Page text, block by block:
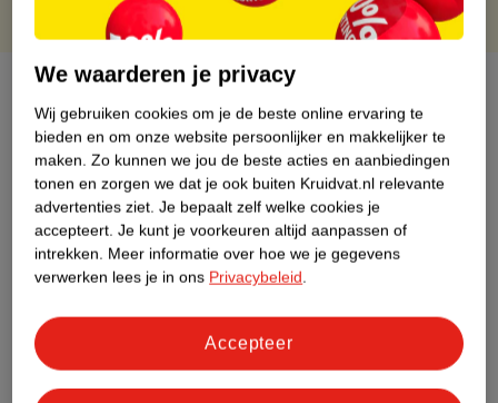
Over dit product
Productinformatie
Nature Impact Score
Dit product heeft (nog) geen Nature
Impact Score.
Meer informatie
Bestel & Bezorginformatie
We waarderen je privacy
Wij gebruiken cookies om je de beste online ervaring te
bieden en om onze website persoonlijker en makkelijker te
maken. Zo kunnen we jou de beste acties en aanbiedingen
tonen en zorgen we dat je ook buiten Kruidvat.nl relevante
advertenties ziet. Je bepaalt zelf welke cookies je
accepteert. Je kunt je voorkeuren altijd aanpassen of
intrekken. Meer informatie over hoe we je gegevens
verwerken lees je in ons Privacybeleid.
Accepteer